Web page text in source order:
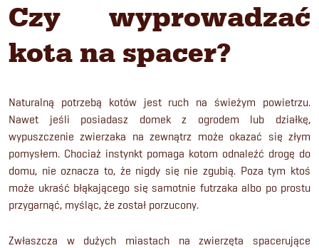
Czy wyprowadzać
kota na spacer?
Naturalną potrzebą kotów jest ruch na świeżym powietrzu.
Nawet jeśli posiadasz domek z ogrodem lub działkę,
wypuszczenie zwierzaka na zewnątrz może okazać się złym
pomysłem. Chociaż instynkt pomaga kotom odnaleźć drogę do
domu, nie oznacza to, że nigdy się nie zgubią. Poza tym ktoś
może ukraść błąkającego się samotnie futrzaka albo po prostu
przygarnąć, myśląc, że został porzucony.
Zwłaszcza w dużych miastach na zwierzęta spacerujące